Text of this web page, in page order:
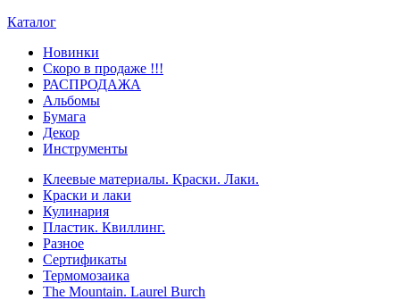
Каталог
Новинки
Скоро в продаже !!!
РАСПРОДАЖА
Альбомы
Бумага
Декор
Инструменты
Клеевые материалы. Краски. Лаки.
Краски и лаки
Кулинария
Пластик. Квиллинг.
Разное
Сертификаты
Термомозаика
The Mountain. Laurel Burch